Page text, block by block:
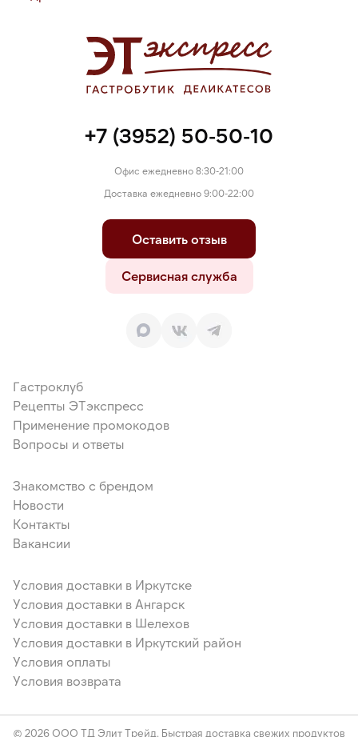
диглицериды жирных кислот, соевый лецитин; консервант:
сорбат калия; натуральный ароматизатор, искусственный
ароматизатор, краситель: бета-каротин), крошка медового
печенья грэхэм (пшеничная мука, фруктозный сироп,
кукурузный крахмал, натуральный ароматизатор: ваниль;
искусственный ароматизатор: ванилин; соевое масло,
+7 (3952) 50-50-10
Офис ежедневно 8:30-21:00
Доставка ежедневно 9:00-22:00
Оставить отзыв
Сервисная служба
Гастроклуб
Рецепты ЭТэкспресс
Применение промокодов
Вопросы и ответы
Знакомство с брендом
Новости
Контакты
Вакансии
Условия доставки в Иркутске
Условия доставки в Ангарск
Условия доставки в Шелехов
Условия доставки в Иркутский район
Условия оплаты
Условия возврата
© 2026 ООО ТД Элит Трейд. Быстрая доставка свежих продуктов